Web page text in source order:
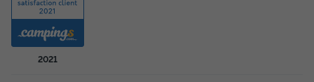
2021